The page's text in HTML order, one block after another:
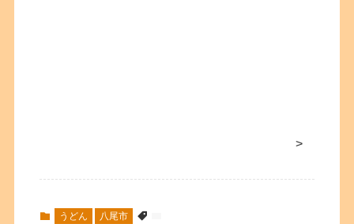
>
うどん 八尾市